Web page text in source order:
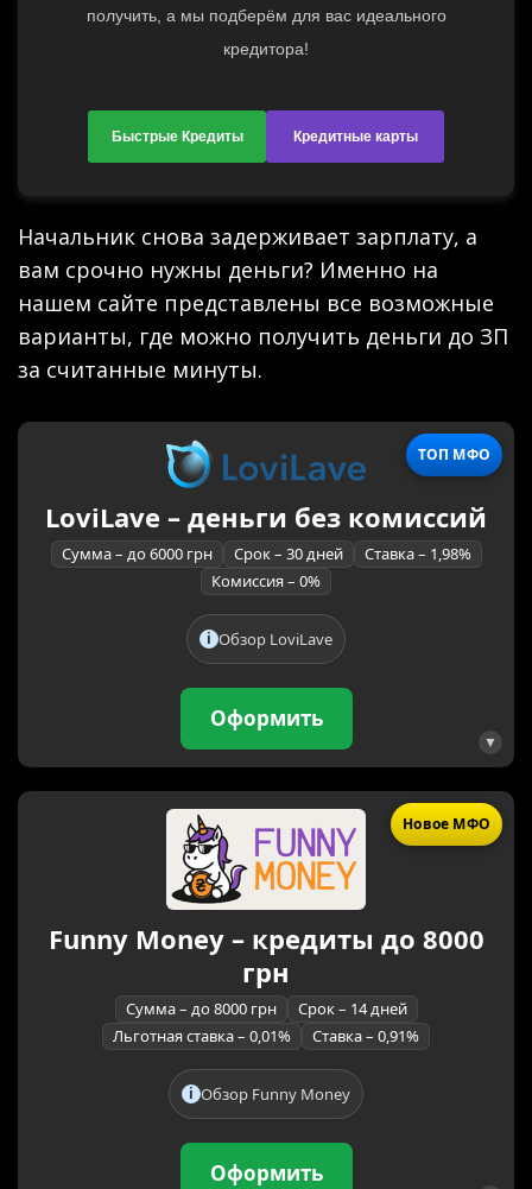
получить, а мы подберём для вас идеального
кредитора!
Быстрые Кредиты Кредитные карты
Начальник снова задерживает зарплату, а
вам срочно нужны деньги? Именно на
нашем сайте представлены все возможные
варианты, где можно получить деньги до ЗП
за считанные минуты.
ТОП МФО
LoviLave – деньги без комиссий
Сумма – до 6000 грн Срок – 30 дней
Ставка – 1,98%
Комиссия – 0%
Обзор LoviLave
Оформить
Новое МФО
Funny Money – кредиты до 8000
грн
Сумма – до 8000 грн
Срок – 14 дней
Льготная ставка – 0,01%
Ставка – 0,91%
Обзор Funny Money
Оформить